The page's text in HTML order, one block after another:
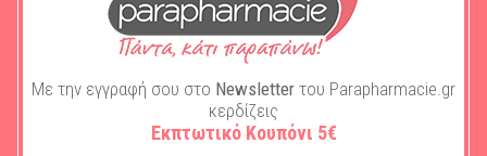
2,42€
ΣΤΟ ΚΑΛΑΘΙ
Με την εγγραφή σου στο Newsletter του Parapharmacie.gr
κερδίζεις
Εκπτωτικό Κουπόνι 5€